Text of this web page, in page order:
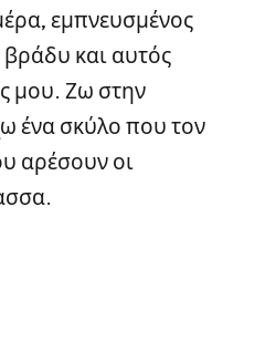
εμπνευσμένος
και αυτός
μου. Ζω στην
ένα σκύλο που τον
αρέσουν οι